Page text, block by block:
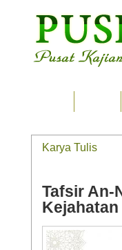
Karya Tulis
Tafsir An-